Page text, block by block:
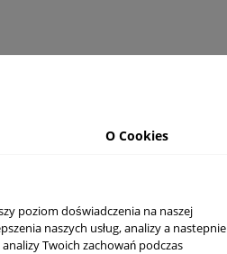
O Cookies
poziom doświadczenia na naszej
naszych usług, analizy a nastepnie
Twoich zachowań podczas